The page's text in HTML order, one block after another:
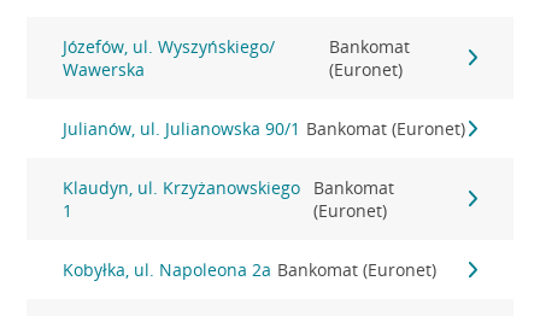
Józefów, ul. Wyszyńskiego/
Wawerska
Bankomat
(Euronet)
Julianów, ul. Julianowska 90/1 Bankomat (Euronet)
Klaudyn, ul. Krzyżanowskiego
1
Bankomat
(Euronet)
Kobyłka, ul. Napoleona 2a Bankomat (Euronet)